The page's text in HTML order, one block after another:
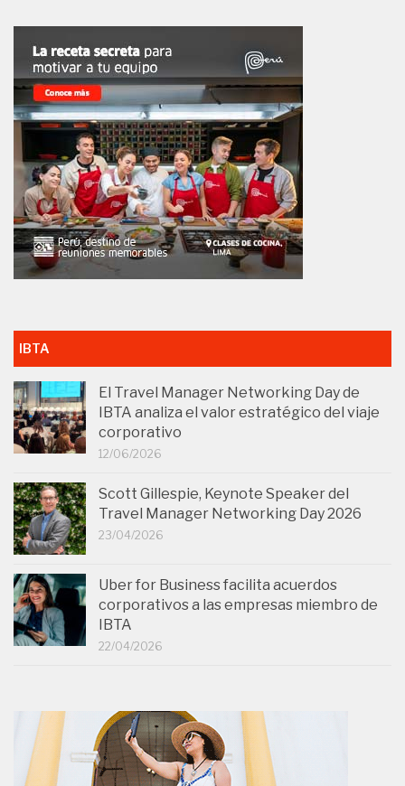
IBTA
El Travel Manager Networking Day de
IBTA analiza el valor estratégico del viaje
corporativo
12/06/2026
Scott Gillespie, Keynote Speaker del
Travel Manager Networking Day 2026
23/04/2026
Uber for Business facilita acuerdos
corporativos a las empresas miembro de
IBTA
22/04/2026